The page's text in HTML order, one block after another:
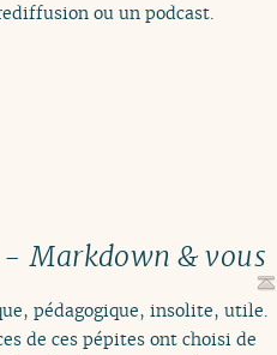
ou un podcast.
-Markdown & vous
pédagogique, insolite, utile.
de ces pépites ont choisi de